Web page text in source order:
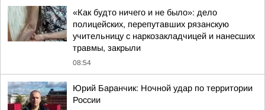
«Как будто ничего и не было»: дело
полицейских, перепутавших рязанскую
учительницу с наркозакладчицей и нанесших
травмы, закрыли
08:54
Юрий Баранчик: Ночной удар по территории
России